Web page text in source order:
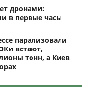
дронами:
в первые часы
парализовали
встают,
тонн, а Киев